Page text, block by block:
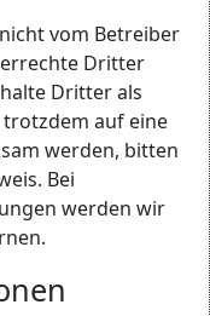
vom Betreiber
Dritter
Dritter als
trotzdem auf eine
werden, bitten
Bei
werden wir